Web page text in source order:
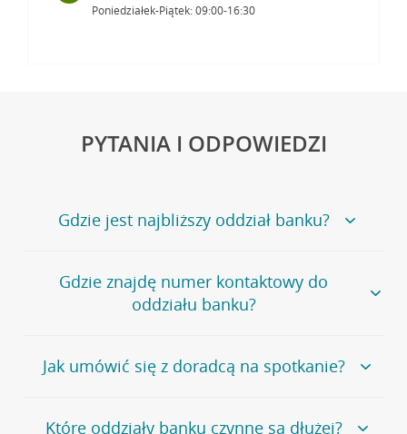
Poniedziałek-Piątek: 09:00-16:30
PYTANIA I ODPOWIEDZI
Gdzie jest najbliższy oddział banku?
Jeśli szukasz oddziału naszego banku, zapraszamy na
stronęPlacówki i bankomaty, na której znajduje się
wygodna wyszukiwarka.
oddziałów
Gdzie znajdę numer kontaktowy do
oddziału banku?
Bank Credit Agricole nie udostępnia ogólnego numeru
telefonu do placówki bankowej.
umówienia się z doradcą w placówce bankowej .
Jak umówić się z doradcą na spotkanie?
Jeśli jesteś już naszym
Które oddziały banku czynne są dłużej?